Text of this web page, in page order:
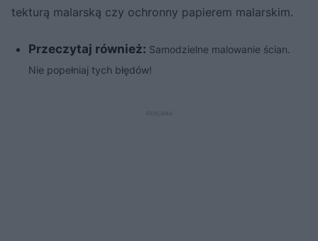
tekturą malarską czy ochronny papierem malarskim.
Przeczytaj również: Samodzielne malowanie ścian.
Nie popełniaj tych błędów!